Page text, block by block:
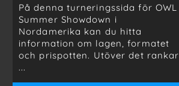
På denna turneringssida för OWL
Summer Showdown i
Nordamerika kan du hitta
information om lagen, formatet
och prispotten. Utöver det rankar
...